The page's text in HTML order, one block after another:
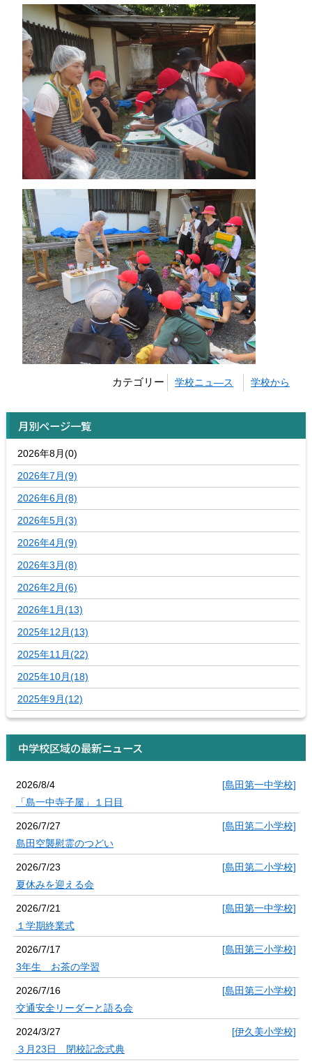
カテゴリー 学校ニュ―ス 学校から
月別ページ一覧
2026年8月(0)
2026年7月(9)
2026年6月(8)
2026年5月(3)
2026年4月(9)
2026年3月(8)
2026年2月(6)
2026年1月(13)
2025年12月(13)
2025年11月(22)
2025年10月(18)
2025年9月(12)
中学校区域の最新ニュース
2026/8/4
[島田第一中学校]
「島一中寺子屋」１日目
2026/7/27
[島田第二小学校]
島田空襲慰霊のつどい
2026/7/23
[島田第二小学校]
夏休みを迎える会
2026/7/21
[島田第一中学校]
１学期終業式
2026/7/17
[島田第三小学校]
3年生 お茶の学習
2026/7/16
[島田第三小学校]
交通安全リーダーと語る会
2024/3/27
[伊久美小学校]
３月23日 閉校記念式典